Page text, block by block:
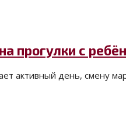
прогулки с
активный день, смену